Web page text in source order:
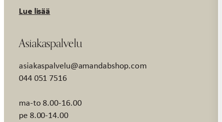
Lue lisää
Asiakaspalvelu
asiakaspalvelu@amandabshop.com
044 051 7516
ma-to 8.00-16.00
pe 8.00-14.00